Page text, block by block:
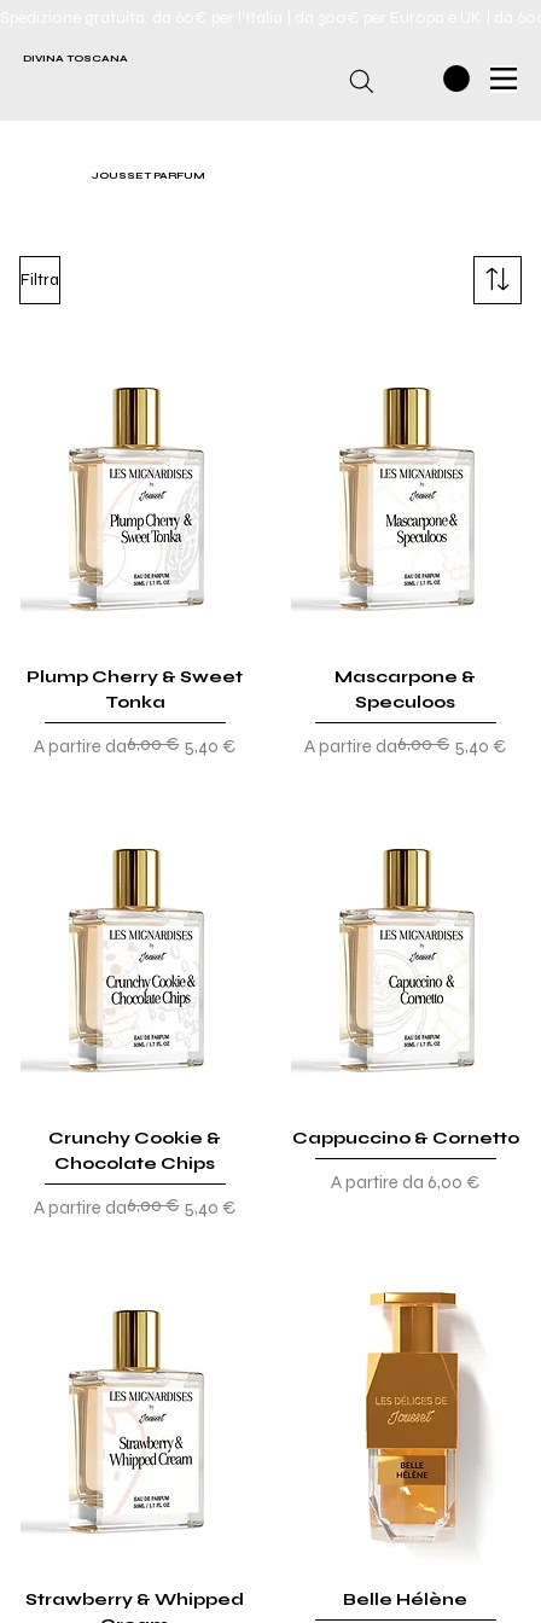
DIVINA TOSCANA
JOUSSET PARFUM
Filtra
Plump Cherry & Sweet
Tonka
A partire da
Prezzo regolare
6,00 € 5,40 €
Prezzo scontato
Mascarpone &
Speculoos
A partire da
Prezzo regolare
6,00 € 5,40 €
Prezzo scontato
Crunchy Cookie &
Chocolate Chips
A partire da
Prezzo regolare
6,00 € 5,40 €
Prezzo scontato
Cappuccino & Cornetto
A partire da 6,00 €
Prezzo scontato
Strawberry & Whipped
Belle Hélène